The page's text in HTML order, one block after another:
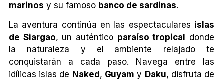
marinos y su famoso banco de sardinas.
La aventura continúa en las espectaculares islas
de Siargao, un auténtico paraíso tropical
donde
la naturaleza y el ambiente relajado te
conquistarán a cada paso. Navega entre las
idílicas islas de Naked , Guyam y Daku, disfruta de